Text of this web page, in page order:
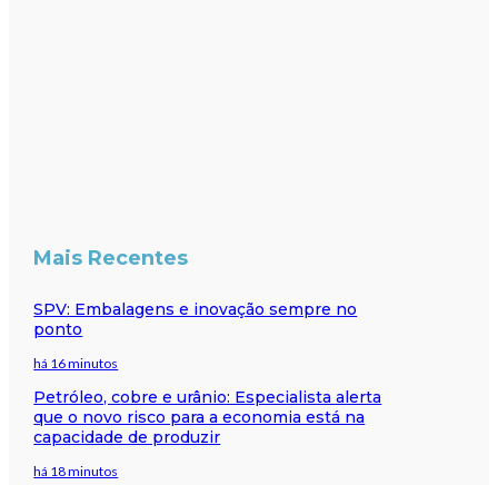
Mais Recentes
SPV: Embalagens e inovação sempre no
ponto
há 16 minutos
Petróleo, cobre e urânio: Especialista alerta
que o novo risco para a economia está na
capacidade de produzir
há 18 minutos